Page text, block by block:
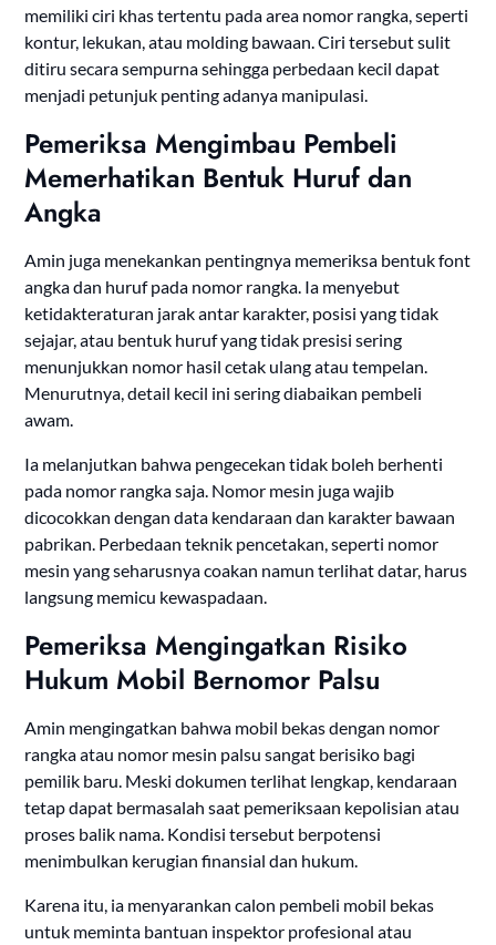
memiliki ciri khas tertentu pada area nomor rangka, seperti
kontur, lekukan, atau molding bawaan. Ciri tersebut sulit
ditiru secara sempurna sehingga perbedaan kecil dapat
menjadi petunjuk penting adanya manipulasi.
Pemeriksa Mengimbau Pembeli
Memerhatikan Bentuk Huruf dan
Angka
Amin juga menekankan pentingnya memeriksa bentuk font
angka dan huruf pada nomor rangka. Ia menyebut
ketidakteraturan jarak antar karakter, posisi yang tidak
sejajar, atau bentuk huruf yang tidak presisi sering
menunjukkan nomor hasil cetak ulang atau tempelan.
Menurutnya, detail kecil ini sering diabaikan pembeli
awam.
Ia melanjutkan bahwa pengecekan tidak boleh berhenti
pada nomor rangka saja. Nomor mesin juga wajib
dicocokkan dengan data kendaraan dan karakter bawaan
pabrikan. Perbedaan teknik pencetakan, seperti nomor
mesin yang seharusnya coakan namun terlihat datar, harus
langsung memicu kewaspadaan.
Pemeriksa Mengingatkan Risiko
Hukum Mobil Bernomor Palsu
Amin mengingatkan bahwa mobil bekas dengan nomor
rangka atau nomor mesin palsu sangat berisiko bagi
pemilik baru. Meski dokumen terlihat lengkap, kendaraan
tetap dapat bermasalah saat pemeriksaan kepolisian atau
proses balik nama. Kondisi tersebut berpotensi
menimbulkan kerugian finansial dan hukum.
Karena itu, ia menyarankan calon pembeli mobil bekas
untuk meminta bantuan inspektor profesional atau